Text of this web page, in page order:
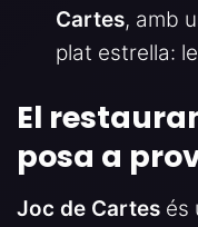
Cartes, amb
plat estrella:
El
posa a
Joc de Cartes és